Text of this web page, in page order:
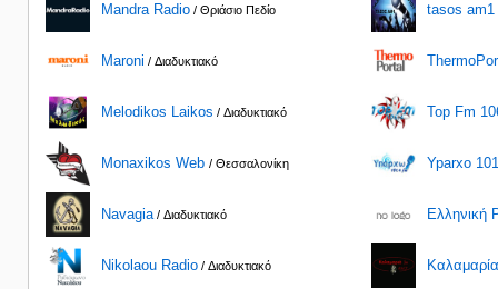
Mandra Radio / Θριάσιο Πεδίο
Maroni / Διαδυκτιακό
Melodikos Laikos / Διαδυκτιακό
Monaxikos Web / Θεσσαλονίκη
Navagia / Διαδυκτιακό
Nikolaou Radio / Διαδυκτιακό
tasos am1
Top Fm
Yparxo
Ελληνική